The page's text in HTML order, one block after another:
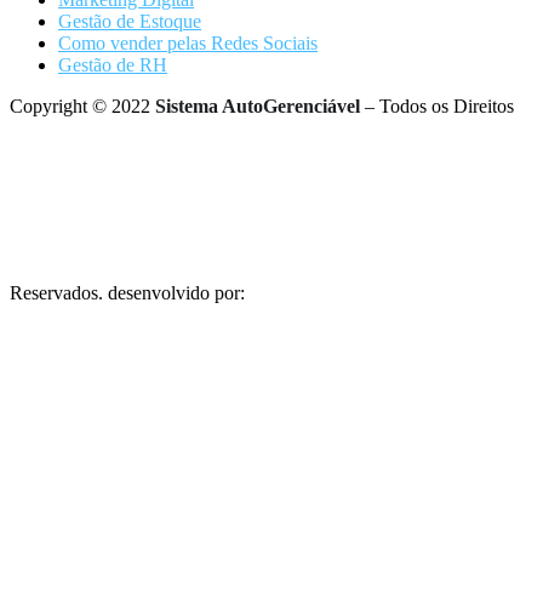
Gestão de Estoque
Como vender pelas Redes Sociais
Gestão de RH
Copyright © 2022 Sistema AutoGerenciável – Todos os Direitos
Reservados. desenvolvido por: